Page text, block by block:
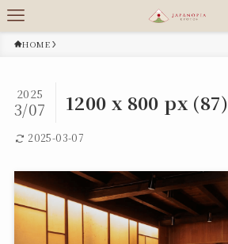
HOME
1200 x 800 px (87)
2025
3/07
2025-03-07